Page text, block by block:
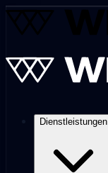
Dienstleistungen